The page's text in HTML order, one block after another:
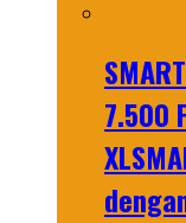
7.500